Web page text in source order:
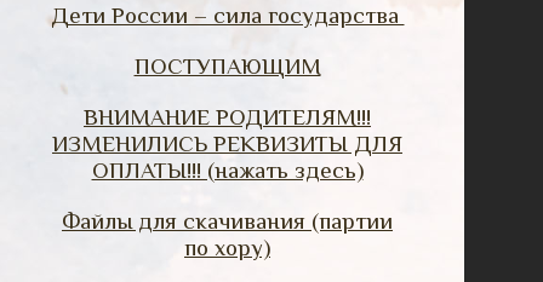
Дети России – сила государства
ПОСТУПАЮЩИМ
ВНИМАНИЕ РОДИТЕЛЯМ!!!
ИЗМЕНИЛИСЬ РЕКВИЗИТЫ ДЛЯ
ОПЛАТЫ!!! (нажать здесь)
Файлы для скачивания (партии
по хору)